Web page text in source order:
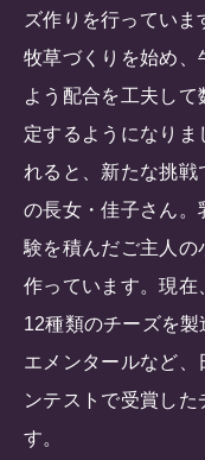
ズ作りを行ってい
牧草づくりを始め、
よう配合を工夫し
定するようになり
れると、新たな挑戦
の長女・佳子さん。
験を積んだご主人の
作っています。現在
12種類のチーズを
エメンタールなど、
ンテストで受賞した
す。